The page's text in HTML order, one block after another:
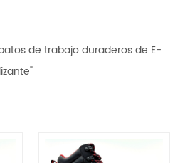
de trabajo duraderos de E-